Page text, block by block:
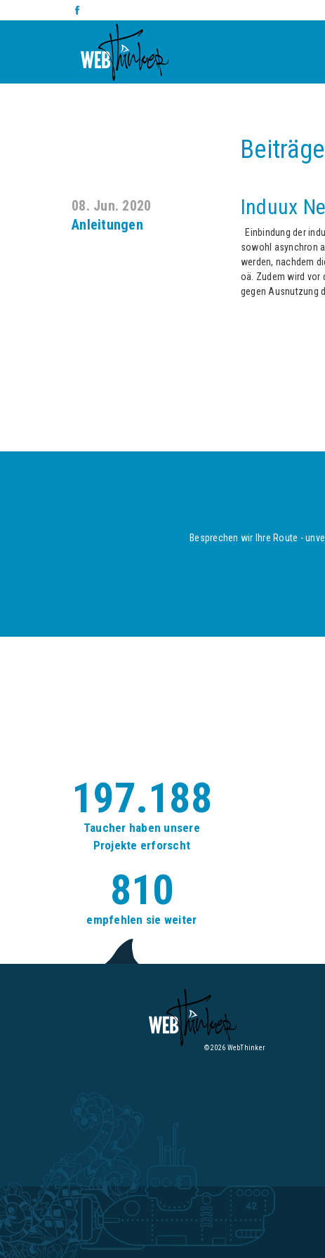
08. Jun. 2020
Anleitungen
Induux
Einbindung der
sowohl asynchron
werden, nachdem
oä. Zudem wird vor
gegen Ausnutzung
Besprechen wir Ihre Route -
197.188
Taucher haben unsere
Projekte erforscht
810
empfehlen sie weiter
© 2026 WebThinker